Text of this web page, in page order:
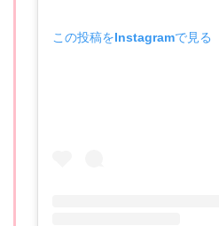
この投稿をInstagramで見る